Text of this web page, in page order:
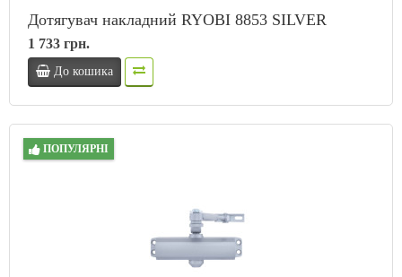
Дотягувач накладний RYOBI 8853 SILVER
1 733 грн.
До кошика
ПОПУЛЯРНІ